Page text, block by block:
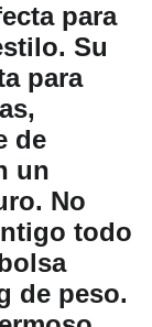
para
Su
para
de
un
No
todo
de peso.